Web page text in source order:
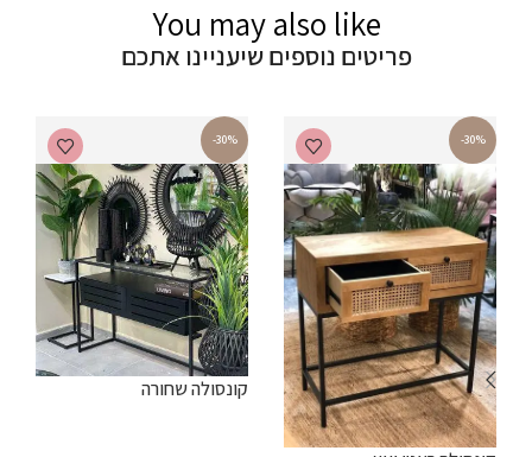
You may also like
פריטים נוספים שיעניינו אתכם
-30%
-30%
קונסולה שחורה